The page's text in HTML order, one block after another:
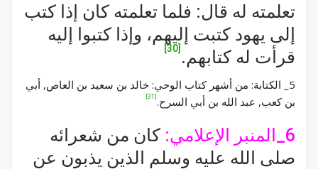
تعلمته له قال: فلما تعلمته كان إذا كتب
إلى يهود كتبت إليهم، وإذا كتبوا إليه
قرأت له كتابهم. [30]
5_ الكتابة: من أشهر كتاب الوحي: خالد بن سعيد بن العاص, أبي
بن كعب, عبد الله بن أبي السرح.[31]
6_المنبر الإعلامي:
كان من شعرائه
صلى الله عليه وسلم الذين يذبون عن